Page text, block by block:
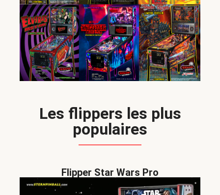
Les flippers les plus
populaires
Flipper Star Wars Pro